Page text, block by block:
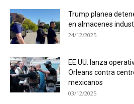
Trump planea
en almacenes
24/12/2025
EE.UU. lanza
Orleans contra
mexicanos
03/12/2025